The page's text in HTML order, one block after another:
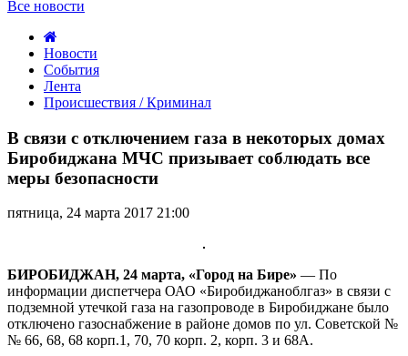
Все новости
Новости
События
Лента
Происшествия / Криминал
связи
отключением
газа
некоторых
призывает
соблюдать
все
меры
безопасности
В связи с отключением газа в некоторых домах
Биробиджана МЧС призывает соблюдать все
меры безопасности
пятница, 24 марта 2017 21:00
БИРОБИДЖАН, 24 марта, «Город на Бире» — По
информации диспетчера ОАО «Биробиджаноблгаз» в связи с
подземной утечкой газа на газопроводе в Биробиджане было
отключено газоснабжение в районе домов по ул. Советской №
№ 66, 68, 68 корп.1, 70, 70 корп. 2, корп. 3 и 68А.